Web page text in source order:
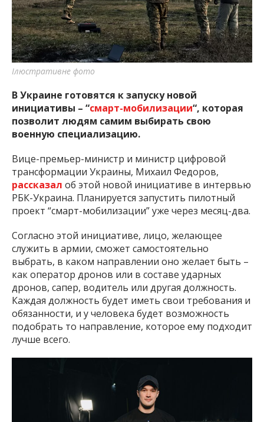
важную информацию о событиях
города Запорожья и области.
Ілюстративне фото
В Украине готовятся к запуску новой
инициативы – “смарт-мобилизации“, которая
позволит людям самим выбирать свою
военную специализацию.
Вице-премьер-министр и министр цифровой
трансформации Украины, Михаил Федоров,
рассказал об этой новой инициативе в интервью
РБК-Украина. Планируется запустить пилотный
проект “смарт-мобилизации” уже через месяц-два.
Согласно этой инициативе, лицо, желающее
служить в армии, сможет самостоятельно
выбрать, в каком направлении оно желает быть –
как оператор дронов или в составе ударных
дронов, сапер, водитель или другая должность.
Каждая должность будет иметь свои требования и
обязанности, и у человека будет возможность
подобрать то направление, которое ему подходит
лучше всего.